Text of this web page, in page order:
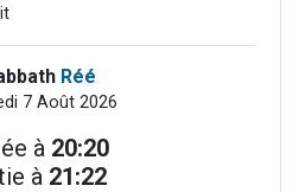
Réé
7 Août 2026
à 20:20
à 21:22